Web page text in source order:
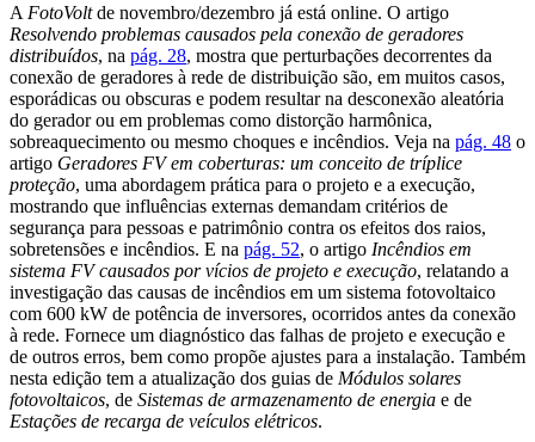
A FotoVoltde novembro/dezembro já está online. O artigo
Resolvendo problemas causados pela conexão de geradores
distribuídos, na pág. 28, mostra que perturbações decorrentes da
conexão de geradores à rede de distribuição são, em muitos casos,
esporádicas ou obscuras e podem resultar na desconexão aleatória
do gerador ou em problemas como distorção harmônica,
sobreaquecimento ou mesmo choques e incêndios. Veja na pág. 48 o
artigo Geradores FV em coberturas: um conceito de tríplice
proteção, uma abordagem prática para o projeto e a execução,
mostrando que influências externas demandam critérios de
segurança para pessoas e patrimônio contra os efeitos dos raios,
sobretensões e incêndios. E na pág. 52, o artigo Incêndios em
sistema FV causados por vícios de projeto e execução, relatando a
investigação das causas de incêndios em um sistema fotovoltaico
com 600 kW de potência de inversores, ocorridos antes da conexão
à rede. Fornece um diagnóstico das falhas de projeto e execução e
de outros erros, bem como propõe ajustes para a instalação. Também
nesta edição tem a atualização dos guias de Módulos solares
fotovoltaicos, de Sistemas de armazenamento de energia e de
Estações de recarga de veículos elétricos.